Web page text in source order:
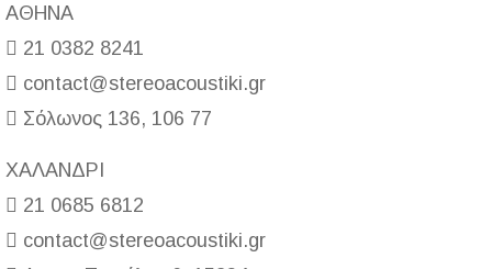
ΑΘΗΝΑ
21 0382 8241
contact@stereoacoustiki.gr
Σόλωνος 136, 106 77
ΧΑΛΑΝΔΡΙ
21 0685 6812
contact@stereoacoustiki.gr